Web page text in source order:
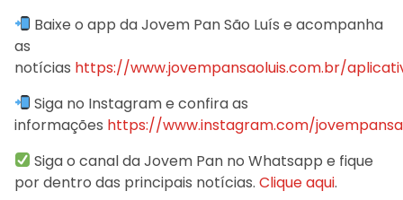
Baixe o app da Jovem Pan São Luís e acompanha
as
notícias https://www.jovempansaoluis.com.br/
Siga no Instagram e confira as
informações https://www.instagram.com/
Siga o canal da Jovem Pan no Whatsapp e fique
por dentro das principais notícias. Clique aqui.